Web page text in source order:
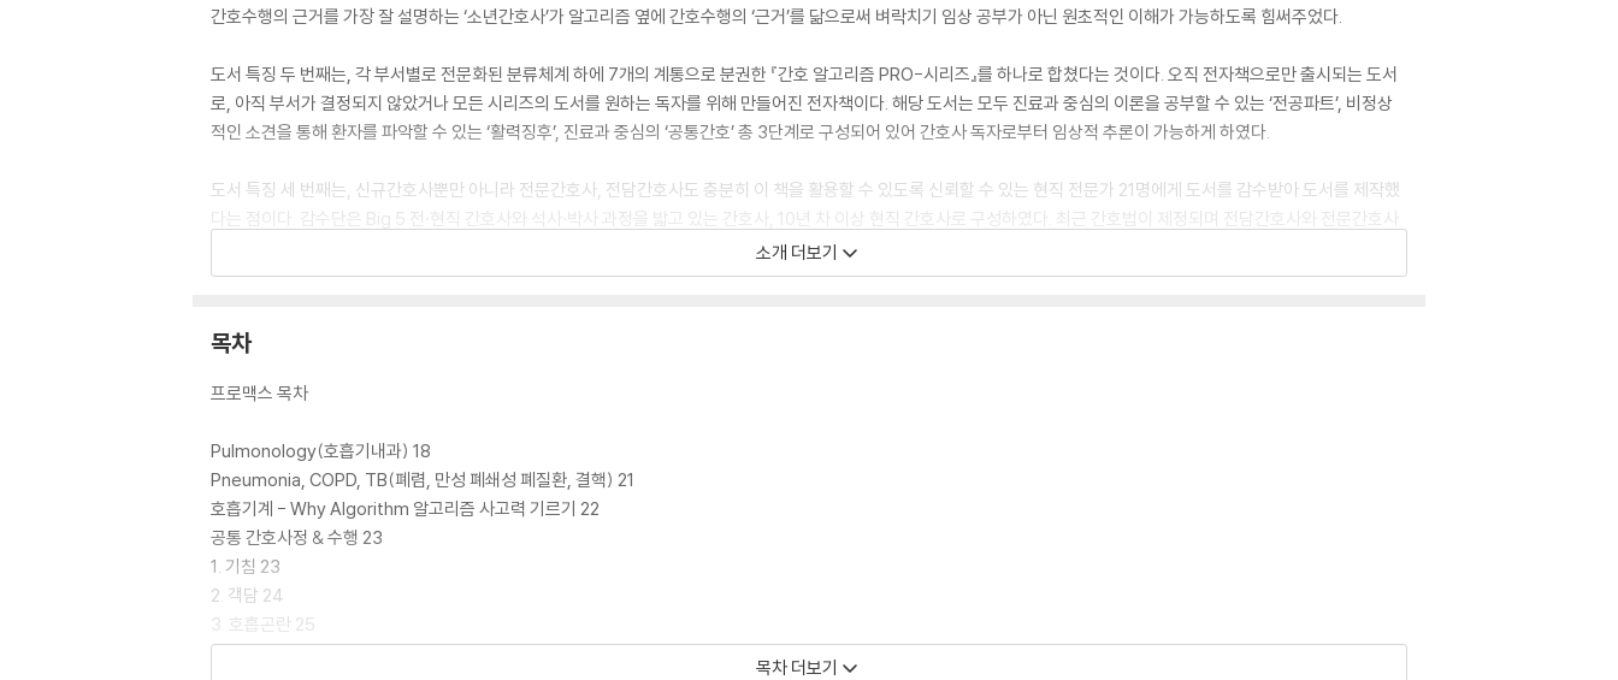
간호수행의 근거를 가장 잘 설명하는 ‘소년간호사’가 알고리즘 옆에 간호수행의 ‘근거’를 닮으로써 벼락치기 임상 공부가 아닌 원초적인 이해가 가능하도록 힘써주었다.
도서 특징 두 번째는, 각 부서별로 전문화된 분류체계 하에 7개의 계통으로 분권한 『간호 알고리즘 PRO-시리즈』를 하나로 합쳤다는 것이다. 오직 전자책으로만 출시되는 도서
로, 아직 부서가 결정되지 않았거나 모든 시리즈의 도서를 원하는 독자를 위해 만들어진 전자책이다. 해당 도서는 모두 진료과 중심의 이론을 공부할 수 있는 ‘전공파트’, 비정상
적인 소견을 통해 환자를 파악할 수 있는 ‘활력징후’, 진료과 중심의 ‘공통간호’ 총 3단계로 구성되어 있어 간호사 독자로부터 임상적 추론이 가능하게 하였다.
도서 특징 세 번째는, 신규간호사뿐만 아니라 전문간호사, 전담간호사도 충분히 이 책을 활용할 수 있도록 신뢰할 수 있는 현직 전문가 21명에게 도서를 감수받아 도서를 제작했
다는 점이다. 감수단은 Big 5 전·현직 간호사와 석사·박사 과정을 밟고 있는 간호사, 10년 차 이상 현직 간호사로 구성하였다. 최근 간호법이 제정되며 전담간호사와 전문간호사
의 부담이 늘게 되었다. 제대로 된 교육 없이 실무에 투입되어 불안하고, 교육을 받았음에도 불안한 이들을 위해 의사의 진료수행평가 알고리즘과 비슷하지만 좀 더 진화된 간호
수행 도서가 탄생하게 되었다.
마지막으로 핸드북 사이즈의 도서에서 과감히 A4, Big Size의 도서로 제작해 각 부서의 간호 알고리즘을 도서의 펼친 면을 통해 한눈에 볼 수 있고, 독자들로 하여금 큰 사이즈
소개 더보기
목차
프로맥스 목차
Pulmonology(호흡기내과) 18
Pneumonia, COPD, TB(폐렴, 만성 폐쇄성 폐질환, 결핵) 21
호흡기계 - Why Algorithm 알고리즘 사고력 기르기 22
공통 간호사정 & 수행 23
1. 기침 23
2. 객담 24
3. 호흡곤란 25
질환별 추가 간호사정 & 수행 26
목차 더보기